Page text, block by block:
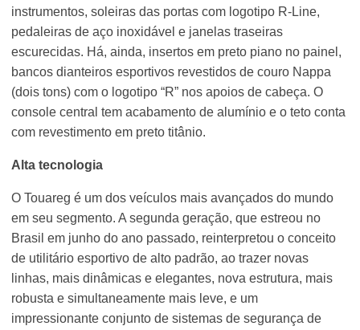
instrumentos, soleiras das portas com logotipo R-Line,
pedaleiras de aço inoxidável e janelas traseiras
escurecidas. Há, ainda, insertos em preto piano no painel,
bancos dianteiros esportivos revestidos de couro Nappa
(dois tons) com o logotipo “R” nos apoios de cabeça. O
console central tem acabamento de alumínio e o teto conta
com revestimento em preto titânio.
Alta tecnologia
O Touareg é um dos veículos mais avançados do mundo
em seu segmento. A segunda geração, que estreou no
Brasil em junho do ano passado, reinterpretou o conceito
de utilitário esportivo de alto padrão, ao trazer novas
linhas, mais dinâmicas e elegantes, nova estrutura, mais
robusta e simultaneamente mais leve, e um
impressionante conjunto de sistemas de segurança de